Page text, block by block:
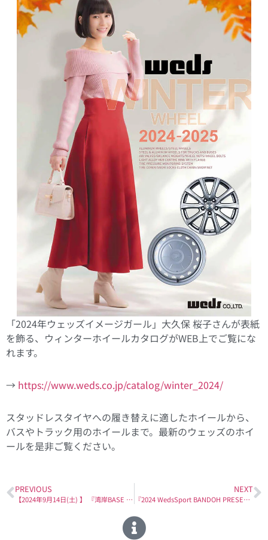
「2024年ウェッズイメージガール」大久保 桜子さんが表紙
を飾る、ウィンターホイールカタログがWEB上でご覧にな
れます。
→ https://www.weds.co.jp/catalog/winter_2024/
スタッドレスタイヤへの履き替えに適したホイールから、
バスやトラック用のホイールまで。最新のウェッズのホイ
ールを是非ご覧ください。
PREVIOUS
【2024年9月14日(土) 】 『湾岸BASE YOKOHAMA ～オプションストリートナイトフェス～』に出展致します！
NEXT
『2024 WedsSport BANDOH PRESENTS MOTOR SPORT トークショー in ジェームスサンストリート浜北店』YouTubeで公開！